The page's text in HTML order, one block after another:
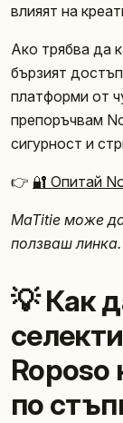
влияят на
Ако трябва да
бързият
платформи от
препоръчвам
сигурност и
👉 🔐 Опитай
MaTitie може
ползваш линка.
💡 Как
Roposo
по